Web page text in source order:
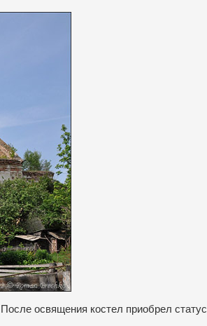
После освящения костел приобрел статус